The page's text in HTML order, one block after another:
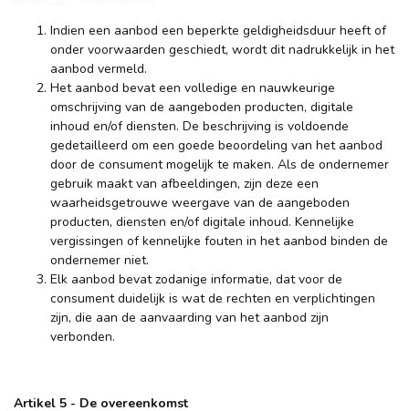
Indien een aanbod een beperkte geldigheidsduur heeft of
onder voorwaarden geschiedt, wordt dit nadrukkelijk in het
aanbod vermeld.
Het aanbod bevat een volledige en nauwkeurige
omschrijving van de aangeboden producten, digitale
inhoud en/of diensten. De beschrijving is voldoende
gedetailleerd om een goede beoordeling van het aanbod
door de consument mogelijk te maken. Als de ondernemer
gebruik maakt van afbeeldingen, zijn deze een
waarheidsgetrouwe weergave van de aangeboden
producten, diensten en/of digitale inhoud. Kennelijke
vergissingen of kennelijke fouten in het aanbod binden de
ondernemer niet.
Elk aanbod bevat zodanige informatie, dat voor de
consument duidelijk is wat de rechten en verplichtingen
zijn, die aan de aanvaarding van het aanbod zijn
verbonden.
Artikel 5 - De overeenkomst